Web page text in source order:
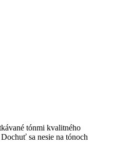
tónmi kvalitného
sa nesie na tónoch